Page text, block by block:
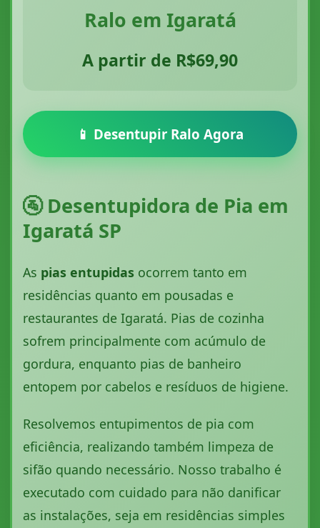
Ralo em Igaratá
A partir de R$69,90
📱 Desentupir Ralo Agora
🚰 Desentupidora de Pia em
Igaratá SP
As pias entupidas ocorrem tanto em
residências quanto em pousadas e
restaurantes de Igaratá. Pias de cozinha
sofrem principalmente com acúmulo de
gordura, enquanto pias de banheiro
entopem por cabelos e resíduos de higiene.
Resolvemos entupimentos de pia com
eficiência, realizando também limpeza de
sifão quando necessário. Nosso trabalho é
executado com cuidado para não danificar
as instalações, seja em residências simples